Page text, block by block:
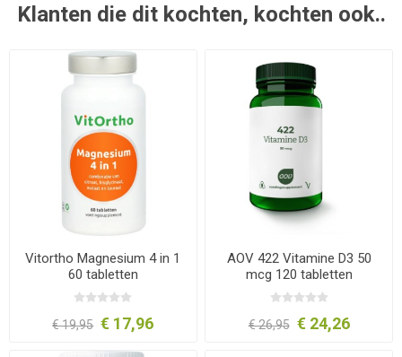
Klanten die dit kochten, kochten ook..
Vitortho Magnesium 4 in 1
60 tabletten
€ 19,95 € 17,96
AOV 422 Vitamine D3 50
mcg 120 tabletten
€ 26,95 € 24,26